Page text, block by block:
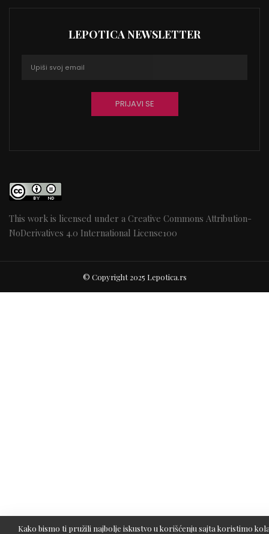
LEPOTICA NEWSLETTER
This work is licensed under a Creative Commons Attribution-
NoDerivatives 4.0 International License100
© Copyright 2025 Lepotica.rs
Kako bismo ti pružili najbolje iskustvo u korišćenju sajta koristimo